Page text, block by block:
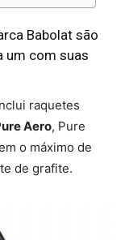
Babolat são
um com suas
raquetes
Aero, Pure
o máximo de
de grafite.